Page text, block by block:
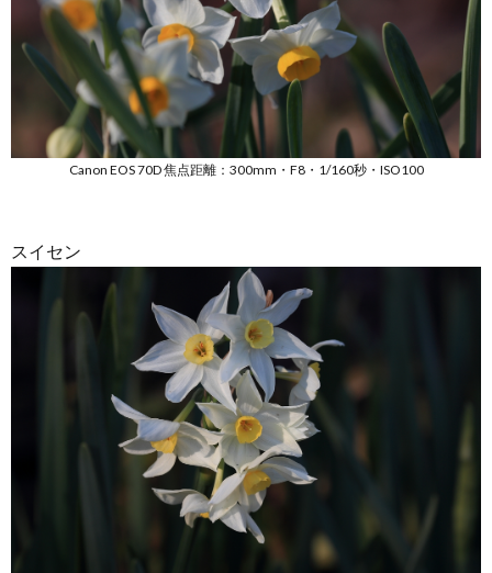
Canon EOS 70D 焦点距離：300mm・F8・1/160秒・ISO100
スイセン